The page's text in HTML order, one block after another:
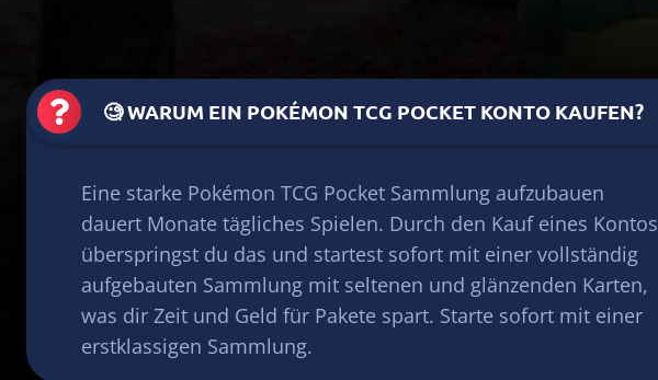
🧐 WARUM EIN POKÉMON TCG POCKET KONTO KAUFEN?
Eine starke Pokémon TCG Pocket Sammlung aufzubauen
dauert Monate tägliches Spielen. Durch den Kauf eines Kontos
überspringst du das und startest sofort mit einer vollständig
aufgebauten Sammlung mit seltenen und glänzenden Karten,
was dir Zeit und Geld für Pakete spart. Starte sofort mit einer
erstklassigen Sammlung.